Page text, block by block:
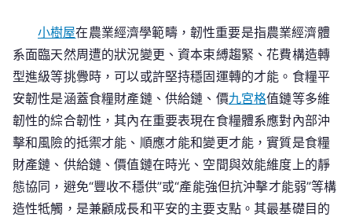
小樹屋在農業經濟學範疇，韌性重要是指農業經濟體
系面臨天然周遭的狀況變更、資本束縛趨緊、花費構造轉
型進級等挑釁時，可以或許堅持穩固運轉的才能。食糧平
安韌性是涵蓋食糧財產鏈、供給鏈、價九宮格值鏈等多維
韌性的綜合韌性，其內在重要表現在食糧體系應對內部沖
擊和風險的抵禦才能、順應才能和變更才能，實質是食糧
財產鏈、供給鏈、價值鏈在時光、空間與效能維度上的靜
態協同，避免“豐收不穩供”或“產能強但抗沖擊才能弱”等構
造性牴觸，是兼顧成長和平安的主要支點。其最基礎目的